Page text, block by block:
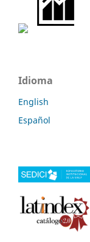
Idioma
English
Español